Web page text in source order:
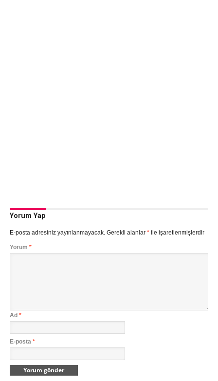
Yorum Yap
E-posta adresiniz yayınlanmayacak. Gerekli alanlar *ile işaretlenmişlerdir
Yorum *
Ad *
E-posta *